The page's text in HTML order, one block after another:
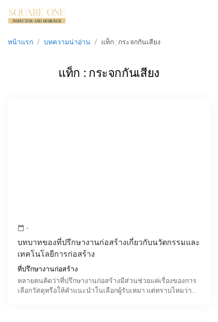
หน้าแรก / บทความน่าอ่าน / แท็ก : กระจกกันเสียง
แท็ก : กระจกกันเสียง
calendar_today -
บทบาทของที่ปรึกษางานก่อสร้างเกี่ยวกับนวัตกรรมและ
เทคโนโลยีการก่อสร้าง
ที่ปรึกษางานก่อสร้าง
หลายคนคิดว่าที่ปรึกษางานก่อสร้างมีส่วนช่วยแค่เรื่องของการ
เลือกวัสดุหรือให้คำแนะนำในเลือกผู้รับเหมา แต่ทราบไหมว่า